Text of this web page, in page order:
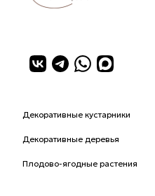
Декоративные кустарники
Декоративные деревья
Плодово-ягодные растения